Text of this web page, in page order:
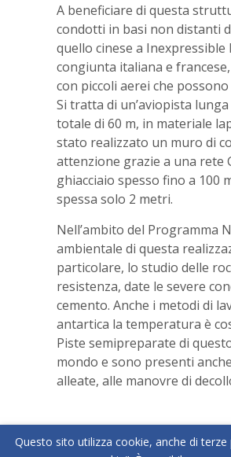
A beneficiare di questa
condotti in basi non distanti
quello cinese a
congiunta italiana e
con piccoli aerei che
Si tratta di un’aviopista
totale di 60 m, in materiale
stato realizzato un muro di
attenzione grazie a una rete
ghiacciaio spesso fino a 100
spessa solo 2 metri.
Nell’ambito del Programma
ambientale di questa
particolare, lo studio delle
resistenza, date le severe
cemento. Anche i metodi di
antartica la temperatura è
Piste semipreparate di
mondo e sono presenti
alleate, alle manovre di
Questo sito utilizza cookie, anche di